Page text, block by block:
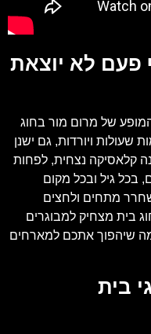
לא יוצאת
של מרום מור בחוג
שעולות ויורדות, גם ישנן
קלאסיקה נצחית, לפחות
בכל גיל ובכל מקום
מתחים ולחצים
בית מצחיק למבוגרים
שיהפוך אתכם למארחים
בית